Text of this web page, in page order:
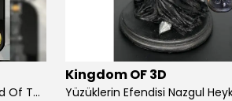
Yüzüklerin Efendisi Baraddur, Lord Of The Rings, Sauron'un Gözü Biblo, Barad Dur Kale
Kingdom OF 3D